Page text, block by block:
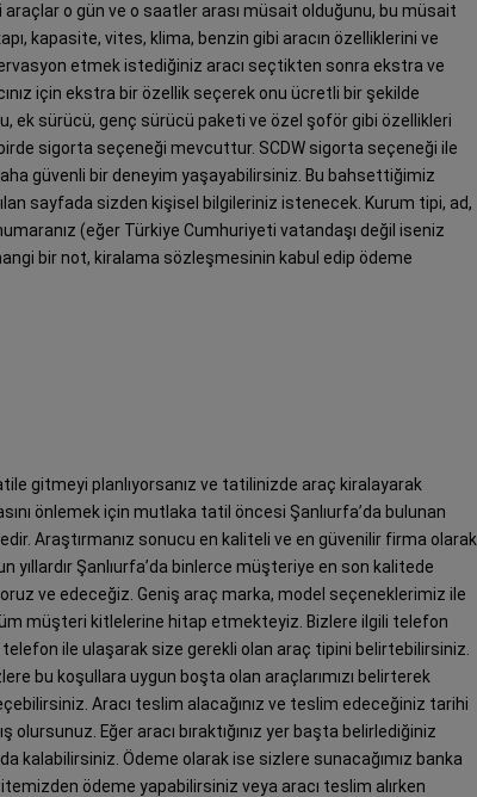
araçlar o gün ve o saatler arası müsait olduğunu, bu müsait
kapasite, vites, klima, benzin gibi aracın özelliklerini ve
etmek istediğiniz aracı seçtikten sonra ekstra ve
için ekstra bir özellik seçerek onu ücretli bir şekilde
ek sürücü, genç sürücü paketi ve özel şoför gibi özellikleri
sigorta seçeneği mevcuttur. SCDW sigorta seçeneği ile
güvenli bir deneyim yaşayabilirsiniz. Bu bahsettiğimiz
sayfada sizden kişisel bilgileriniz istenecek. Kurum tipi, ad,
(eğer Türkiye Cumhuriyeti vatandaşı değil iseniz
bir not, kiralama sözleşmesinin kabul edip ödeme
gitmeyi planlıyorsanız ve tatilinizde araç kiralayarak
önlemek için mutlaka tatil öncesi Şanlıurfa’da bulunan
Araştırmanız sonucu en kaliteli ve en güvenilir firma olarak
yıllardır Şanlıurfa’da binlerce müşteriye en son kalitede
ve edeceğiz. Geniş araç marka, model seçeneklerimiz ile
müşteri kitlelerine hitap etmekteyiz. Bizlere ilgili telefon
ile ulaşarak size gerekli olan araç tipini belirtebilirsiniz.
bu koşullara uygun boşta olan araçlarımızı belirterek
Aracı teslim alacağınız ve teslim edeceğiniz tarihi
Eğer aracı bıraktığınız yer başta belirlediğiniz
kalabilirsiniz. Ödeme olarak ise sizlere sunacağımız banka
ödeme yapabilirsiniz veya aracı teslim alırken